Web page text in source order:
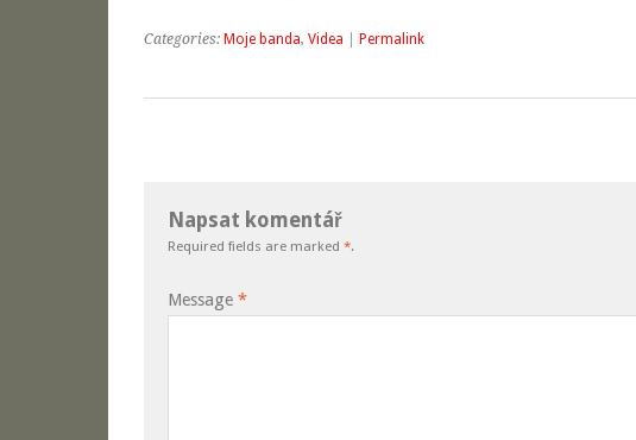
Categories: Moje banda, Videa Permalink
Napsat komentář
Required fields are marked *.
Message *